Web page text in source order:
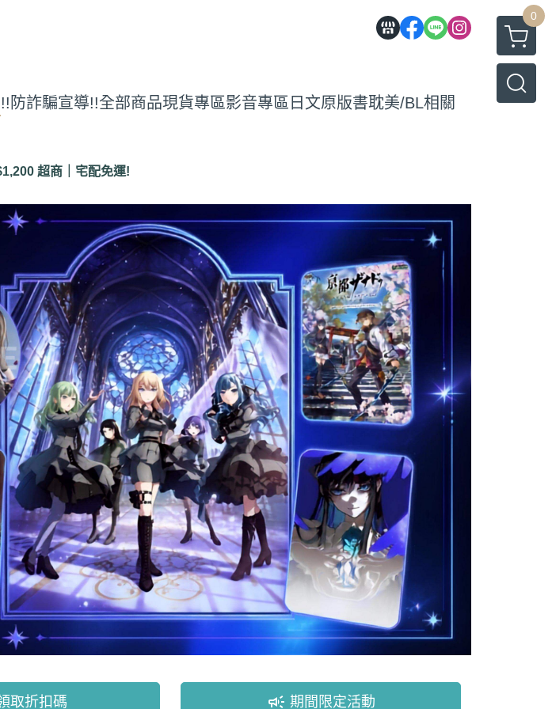
0
!!防詐騙宣導!!全部商品現貨專區影音專區 日文原版書耽美/BL相關
超商｜宅配免運!
取折扣碼 campaign 期間限定活動